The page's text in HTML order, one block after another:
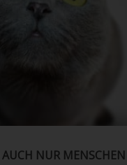
NUR MENSCHEN